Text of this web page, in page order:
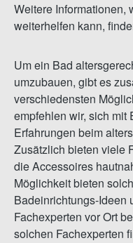
Weitere Informationen,
weiterhelfen kann,
Um ein Bad
umzubauen, gibt es
verschiedensten
empfehlen wir, sich mit
Erfahrungen beim
Zusätzlich bieten viele
die Accessoires
Möglichkeit bieten
Badeinrichtungs-Ideen
Fachexperten vor Ort
solchen Fachexperten